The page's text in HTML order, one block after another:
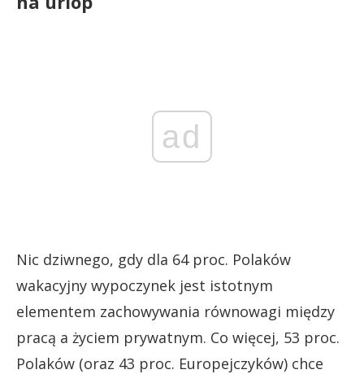
ad
Nic dziwnego, gdy dla 64 proc. Polaków
wakacyjny wypoczynek jest istotnym
elementem zachowywania równowagi między
pracą a życiem prywatnym. Co więcej, 53 proc.
Polaków (oraz 43 proc. Europejczyków) chce